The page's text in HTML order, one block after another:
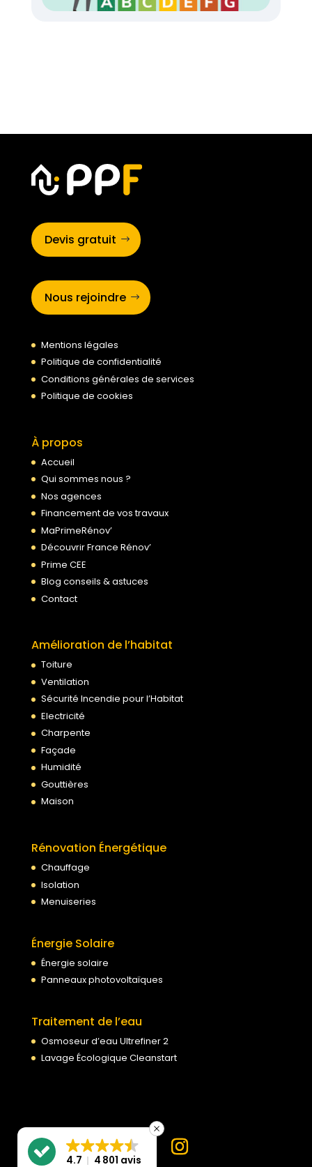
Devis gratuit
Nous rejoindre
Mentions légales
Politique de confidentialité
Conditions générales de services
Politique de cookies
À propos
Accueil
Qui sommes nous ?
Nos agences
Financement de vos travaux
MaPrimeRénov’
Découvrir France Rénov’
Prime CEE
Blog conseils & astuces
Contact
Amélioration de l’habitat
Toiture
Ventilation
Sécurité Incendie pour l’Habitat
Electricité
Charpente
Façade
Humidité
Gouttières
Maison
Rénovation Énergétique
Chauffage
Isolation
Menuiseries
Énergie Solaire
Énergie solaire
Panneaux photovoltaïques
Traitement de l’eau
Osmoseur d’eau Ultrefiner 2
Lavage Écologique Cleanstart
4.7 4 801 avis